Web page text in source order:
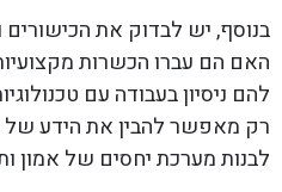
בנוסף, יש לבדוק את
האם הם עברו הכשרות
להם ניסיון בעבודה עם
רק מאפשר להבין את הידע של
לבנות מערכת יחסים של אמון